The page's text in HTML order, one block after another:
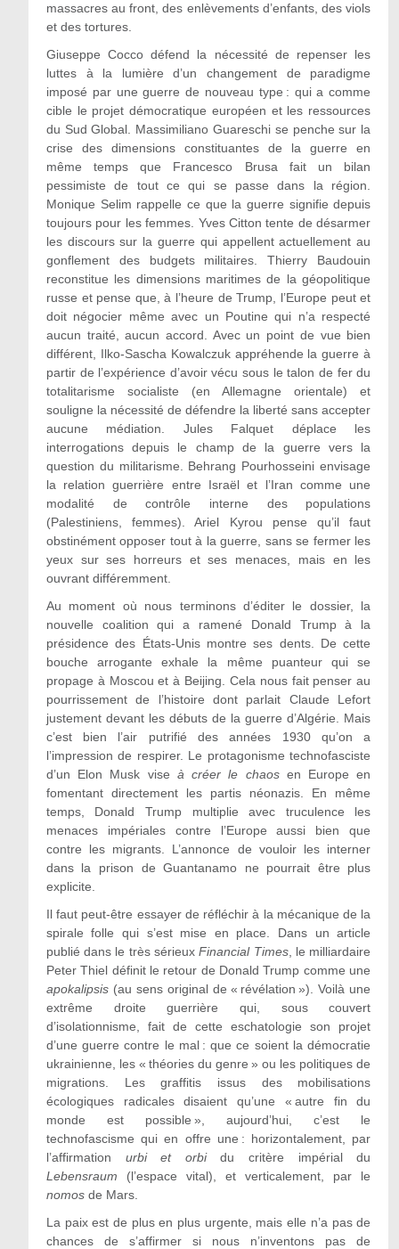
massacres au front, des enlèvements d’enfants, des viols
et des tortures.
Giuseppe Cocco défend la nécessité de repenser les
luttes à la lumière d’un changement de paradigme
imposé par une guerre de nouveau type : qui a comme
cible le projet démocratique européen et les ressources
du Sud Global. Massimiliano Guareschi se penche sur la
crise des dimensions constituantes de la guerre en
même temps que Francesco Brusa fait un bilan
pessimiste de tout ce qui se passe dans la région.
Monique Selim rappelle ce que la guerre signifie depuis
toujours pour les femmes. Yves Citton tente de désarmer
les discours sur la guerre qui appellent actuellement au
gonflement des budgets militaires. Thierry Baudouin
reconstitue les dimensions maritimes de la géopolitique
russe et pense que, à l’heure de Trump, l’Europe peut et
doit négocier même avec un Poutine qui n’a respecté
aucun traité, aucun accord. Avec un point de vue bien
différent, Ilko-Sascha Kowalczuk appréhende la guerre à
partir de l’expérience d’avoir vécu sous le talon de fer du
totalitarisme socialiste (en Allemagne orientale) et
souligne la nécessité de défendre la liberté sans accepter
aucune médiation. Jules Falquet déplace les
interrogations depuis le champ de la guerre vers la
question du militarisme. Behrang Pourhosseini envisage
la relation guerrière entre Israël et l’Iran comme une
modalité de contrôle interne des populations
(Palestiniens, femmes). Ariel Kyrou pense qu’il faut
obstinément opposer tout à la guerre, sans se fermer les
yeux sur ses horreurs et ses menaces, mais en les
ouvrant différemment.
Au moment où nous terminons d’éditer le dossier, la
nouvelle coalition qui a ramené Donald Trump à la
présidence des États-Unis montre ses dents. De cette
bouche arrogante exhale la même puanteur qui se
propage à Moscou et à Beijing. Cela nous fait penser au
pourrissement de l’histoire dont parlait Claude Lefort
justement devant les débuts de la guerre d’Algérie. Mais
c’est bien l’air putrifié des années 1930 qu’on a
l’impression de respirer. Le protagonisme technofasciste
d’un Elon Musk vise à créer le chaosen Europe en
fomentant directement les partis néonazis. En même
temps, Donald Trump multiplie avec truculence les
menaces impériales contre l’Europe aussi bien que
contre les migrants. L’annonce de vouloir les interner
dans la prison de Guantanamo ne pourrait être plus
explicite.
Il faut peut-être essayer de réfléchir à la mécanique de la
spirale folle qui s’est mise en place. Dans un article
publié dans le très sérieuxFinancial Times, le milliardaire
Peter Thiel définit le retour de Donald Trump comme une
apokalipsis(au sens original de « révélation »). Voilà une
extrême droite guerrière qui, sous couvert
d’isolationnisme, fait de cette eschatologie son projet
d’une guerre contre le mal : que ce soient la démocratie
ukrainienne, les « théories du genre » ou les politiques de
migrations. Les graffitis issus des mobilisations
écologiques radicales disaient qu’une « autre fin du
monde est possible », aujourd’hui, c’est le
technofascisme qui en offre une : horizontalement, par
l’affirmation urbi et orbidu critère impérial du
Lebensraum (l’espace vital), et verticalement, par le
nomosde Mars.
La paix est de plus en plus urgente, mais elle n’a pas de
chances de s’affirmer si nous n’inventons pas de